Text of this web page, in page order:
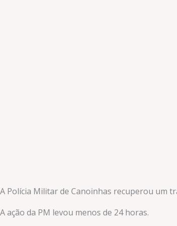
A Polícia Militar de Canoinhas recuperou um
A ação da PM levou menos de 24 horas.